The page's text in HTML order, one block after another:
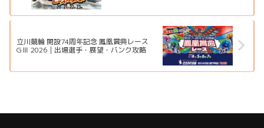
立川競輪 開設74周年記念 鳳凰賞典レース
GⅢ 2026｜出場選手・展望・バンク攻略